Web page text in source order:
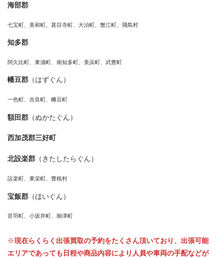
海部郡
七宝町、美和町、甚目寺町、大治町、蟹江町、飛島村
知多郡
阿久比町、東浦町、南知多町、美浜町、武豊町
幡豆郡 （はずぐん）
一色町、吉良町、幡豆町
額田郡 （ぬかたぐん）
西加茂郡三好町
北設楽郡 （きたしたらぐん）
設楽町、東栄町、豊根村
宝飯郡 （ほいぐん）
音羽町、小坂井町、御津町
※現在らくらく出張買取の予約をたくさん頂いており、出張可能
エリアであっても日程や商品内容により人員や車両の手配などが